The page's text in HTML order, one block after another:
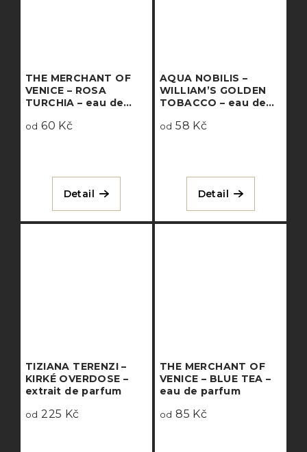
THE MERCHANT OF
VENICE – ROSA
TURCHIA – eau de
od 60 Kč
Detail
AQUA NOBILIS –
WILLIAM’S GOLDEN
TOBACCO – eau de
od 58 Kč
Detail
TIZIANA TERENZI –
KIRKÉ OVERDOSE –
extrait de parfum
od 225 Kč
THE MERCHANT OF
VENICE – BLUE TEA –
eau de parfum
od 85 Kč